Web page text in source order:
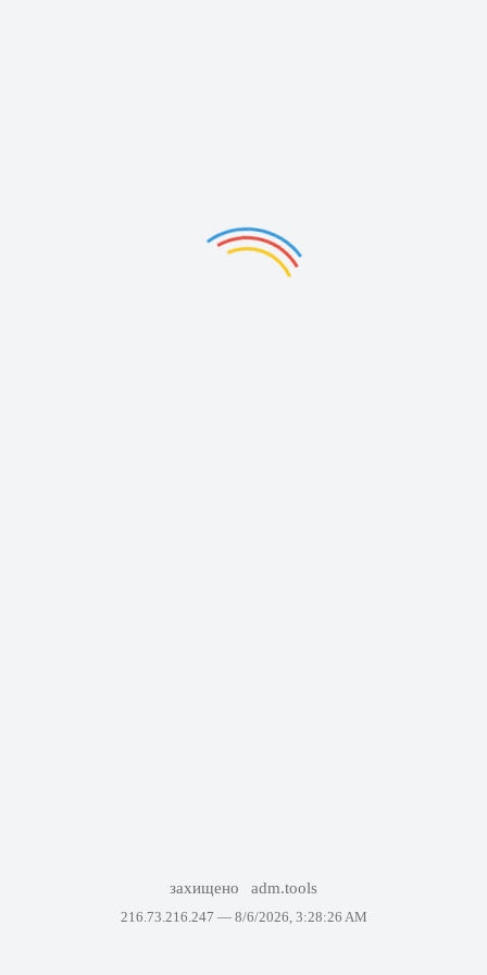
захищено adm.tools
216.73.216.247 — 8/6/2026, 3:28:26 AM